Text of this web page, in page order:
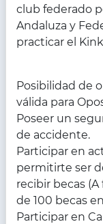
club federado
Andaluza y
practicar el
Posibilidad de
válida para
Poseer un
de accidente.
Participar en
permitirte ser
recibir becas
de 100 becas
Participar en